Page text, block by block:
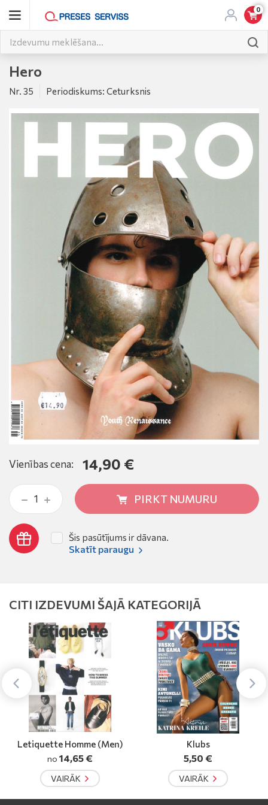
0
Hero
Nr. 35 Periodiskums: Ceturksnis
Vienības cena: 14,90 €
PIRKT NUMURU
Šis pasūtījums ir dāvana.
Skatīt paraugu
CITI IZDEVUMI ŠAJĀ KATEGORIJĀ
Letiquette Homme (Men)
no 14,65 €
VAIRĀK
Klubs
5,50 €
VAIRĀK